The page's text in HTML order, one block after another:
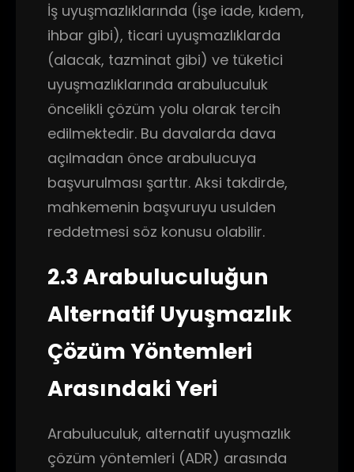
İş uyuşmazlıklarında (işe iade, kıdem,
ihbar gibi), ticari uyuşmazlıklarda
(alacak, tazminat gibi) ve tüketici
uyuşmazlıklarında arabuluculuk
öncelikli çözüm yolu olarak tercih
edilmektedir. Bu davalarda dava
açılmadan önce arabulucuya
başvurulması şarttır. Aksi takdirde,
mahkemenin başvuruyu usulden
reddetmesi söz konusu olabilir.
2.3 Arabuluculuğun
Alternatif Uyuşmazlık
Çözüm Yöntemleri
Arasındaki Yeri
Arabuluculuk, alternatif uyuşmazlık
çözüm yöntemleri (ADR) arasında